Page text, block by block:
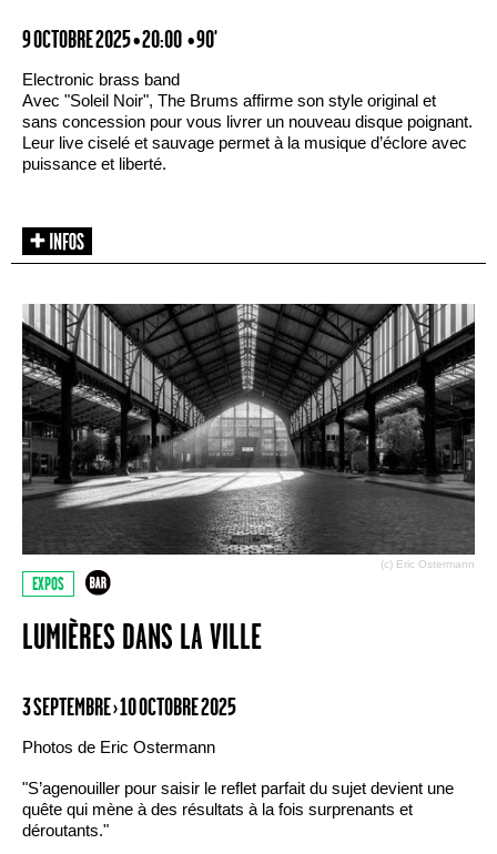
9 OCTOBRE 2025 • 20:00 • 90'
Electronic brass band
Avec "Soleil Noir", The Brums affirme son style original et
sans concession pour vous livrer un nouveau disque poignant.
Leur live ciselé et sauvage permet à la musique d’éclore avec
puissance et liberté.
(c) Eric Ostermann
EXPOS
LUMIÈRES DANS LA VILLE
3 SEPTEMBRE › 10 OCTOBRE 2025
Photos de Eric Ostermann
"S’agenouiller pour saisir le reflet parfait du sujet devient une
quête qui mène à des résultats à la fois surprenants et
déroutants."